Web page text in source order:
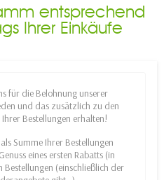
entsprechend
Ihrer Einkäufe
für die Belohnung unserer
und das zusätzlich zu den
Bestellungen erhalten!
Summe Ihrer Bestellungen
eines ersten Rabatts (in
(einschließlich der